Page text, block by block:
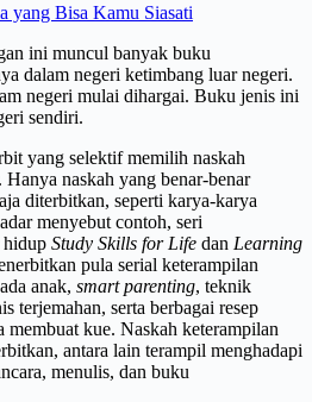
yang Bisa Kamu Siasati
ini muncul banyak buku
dalam negeri ketimbang luar negeri.
negeri mulai dihargai. Buku jenis ini
sendiri.
yang selektif memilih naskah
naskah yang benar-benar
diterbitkan, seperti karya-karya
menyebut contoh, seri
hidup Study Skills for Life dan Learning
pula serial keterampilan
anak, smart parenting, teknik
terjemahan, serta berbagai resep
membuat kue. Naskah keterampilan
antara lain terampil menghadapi
menulis, dan buku